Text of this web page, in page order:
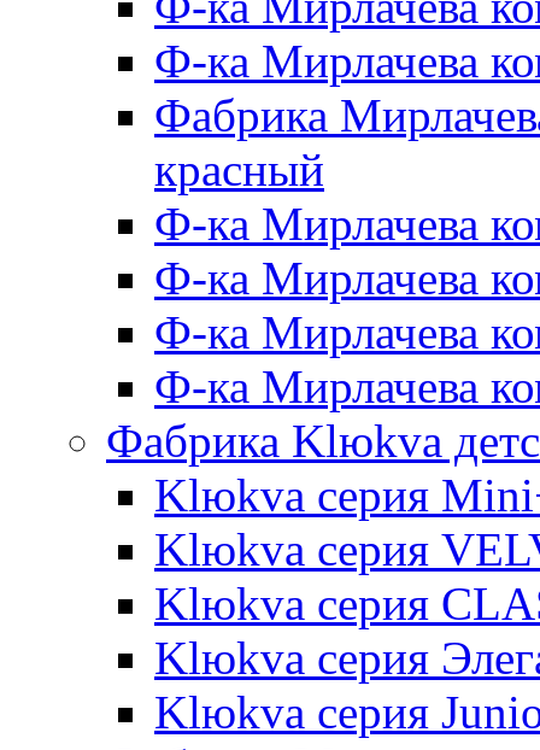
Ф-ка Мирлачева
Фабрика
красный
Ф-ка Мирлачева
Ф-ка Мирлачева
Ф-ка Мирлачева
Ф-ка Мирлачева
Фабрика Klюkva
Klюkva серия
Klюkva серия
Klюkva серия
Klюkva серия
Klюkva серия